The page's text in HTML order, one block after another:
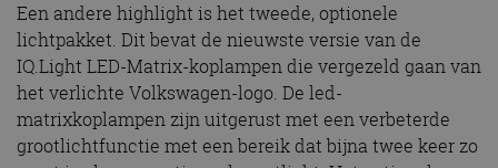
Een andere highlight is het tweede, optionele
lichtpakket. Dit bevat de nieuwste versie van de
IQ.Light LED-Matrix-koplampen die vergezeld gaan van
het verlichte Volkswagen-logo. De led-
matrixkoplampen zijn uitgerust met een verbeterde
grootlichtfunctie met een bereik dat bijna twee keer zo